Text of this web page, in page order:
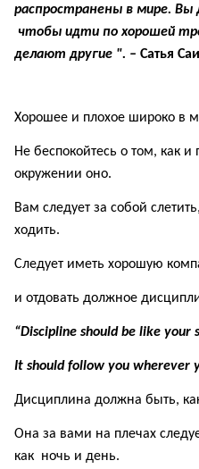
распространены в мире.
чтобы идти по хорошей
делают другие ". – Сатья
Хорошее и плохое широко в
Не беспокойтесь о том, как
окружении оно.
Вам следует за собой
ходить.
Следует иметь хорошую
и отдовать должное
“Discipline should be like your
It should follow you wherever
Дисциплина должна быть,
Она за вами на плечах
как ночь и день.